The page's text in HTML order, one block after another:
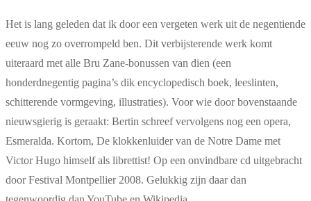
Het is lang geleden dat ik door een vergeten werk uit de negentiende
eeuw nog zo overrompeld ben. Dit verbijsterende werk komt
uiteraard met alle Bru Zane-bonussen van dien (een
honderdnegentig pagina’s dik encyclopedisch boek, leeslinten,
schitterende vormgeving, illustraties). Voor wie door bovenstaande
nieuwsgierig is geraakt: Bertin schreef vervolgens nog een opera,
Esmeralda. Kortom, De klokkenluider van de Notre Dame met
Victor Hugo himself als librettist! Op een onvindbare cd uitgebracht
door Festival Montpellier 2008. Gelukkig zijn daar dan